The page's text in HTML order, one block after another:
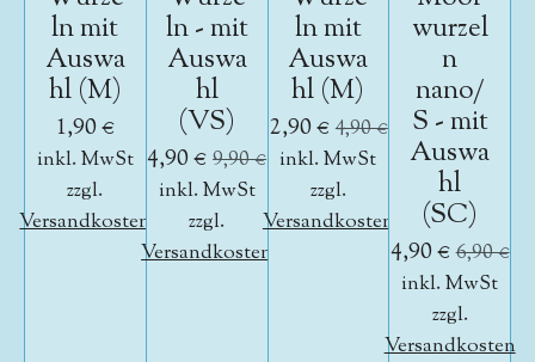
ln mit
Auswa
hl (M)
1,90 €
inkl. MwSt
zzgl.
Versandkosten
ln - mit
Auswa
hl
(VS)
4,90 € 9,90 €
inkl. MwSt
zzgl.
Versandkosten
ln mit
Auswa
hl (M)
2,90 € 4,90 €
inkl. MwSt
zzgl.
Versandkosten
wurzel
n
nano/
S - mit
Auswa
hl
(SC)
4,90 €6,90 €
inkl. MwSt
zzgl.
Versandkosten